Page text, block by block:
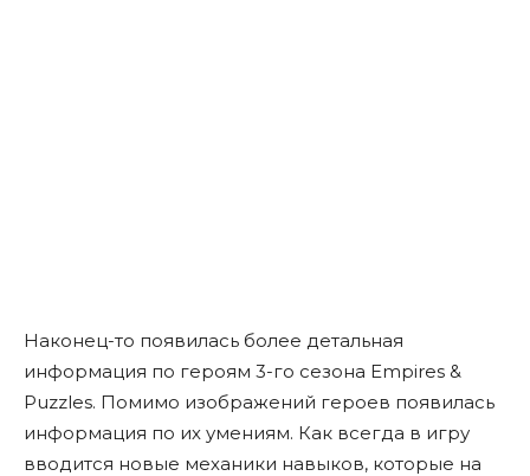
Наконец-то появилась более детальная
информация по героям 3-го сезона Empires &
Puzzles. Помимо изображений героев появилась
информация по их умениям. Как всегда в игру
вводится новые механики навыков, которые на